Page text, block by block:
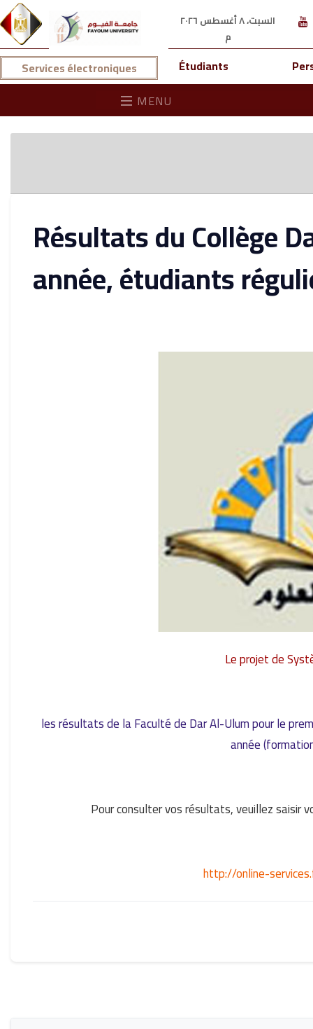
السبت، ٨ أغسطس ٢٠٢٦
م
Services électroniques Étudiants
MENU
Résultats du Collège
année, étudiants
Le projet de
les résultats de la Faculté de Dar Al-Ulum pour le
année
Pour consulter vos résultats, veuillez saisir
http://online-